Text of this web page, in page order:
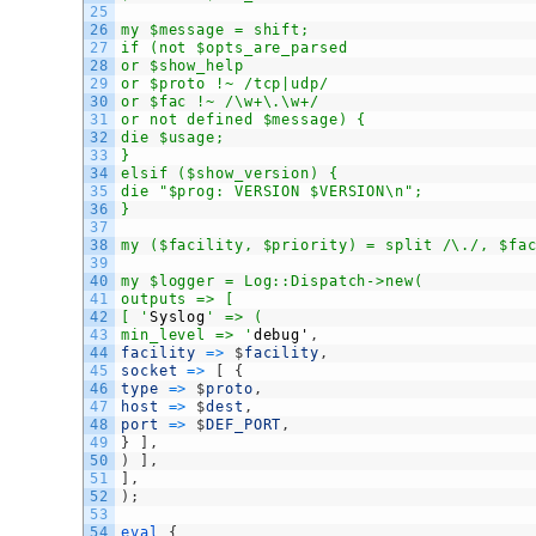
25
26
27
28
29
30
31
32
33
34
35
36
37
38
39
40
41
42
43
44
45
46
47
48
49
50
51
52
53
54
my $message = shift;
if (not $opts_are_parsed
or $show_help
or $proto !~ /tcp|udp/
or $fac !~ /\w+\.\w+/
or not defined $message) {
die $usage;
}
elsif ($show_version) {
die "$prog: VERSION $VERSION\n";
}
my ($facility, $priority) = split /\./,
my $logger = Log::Dispatch->new(
outputs => [
[ ' Syslog ' => (
min_level => ' debug ' ,
facility
=> $facility ,
socket
=>
{
type
=> $proto ,
host
=> $dest ,
port
=> $ DEF_PORT ,
}
,
)
,
,
) ;
eval {